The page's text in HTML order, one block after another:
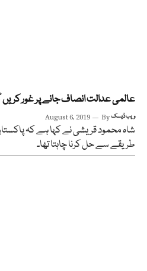
عالمی عدالت انصاف جانے پر غور
August 6, 2019 Byویب ڈیسک
شاہ محمود قریشی نے کہا ہے کہ
طریقے سے حل کرنا چاہتا تھا۔